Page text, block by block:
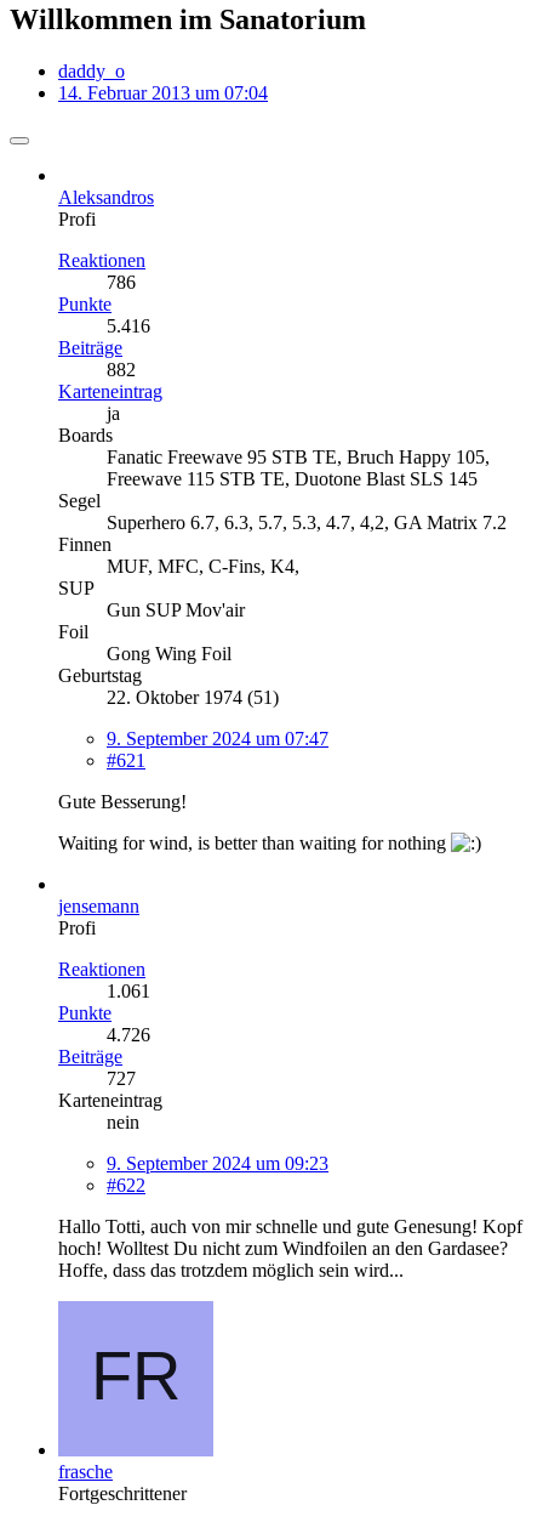
Willkommen im Sanatorium
daddy_o
14. Februar 2013 um 07:04
Aleksandros
Profi
Reaktionen
786
Punkte
5.416
Beiträge
882
Karteneintrag
ja
Boards
Fanatic Freewave 95 STB TE, Bruch Happy 105,
Freewave 115 STB TE, Duotone Blast SLS 145
Segel
Superhero 6.7, 6.3, 5.7, 5.3, 4.7, 4,2, GA Matrix 7.2
Finnen
MUF, MFC, C-Fins, K4,
SUP
Gun SUP Mov'air
Foil
Gong Wing Foil
Geburtstag
22. Oktober 1974 (51)
9. September 2024 um 07:47
#621
Gute Besserung!
Waiting for wind, is better than waiting for nothing
jensemann
Profi
Reaktionen
1.061
Punkte
4.726
Beiträge
727
Karteneintrag
nein
9. September 2024 um 09:23
#622
Hallo Totti, auch von mir schnelle und gute Genesung! Kopf
hoch! Wolltest Du nicht zum Windfoilen an den Gardasee?
Hoffe, dass das trotzdem möglich sein wird...
frasche
Fortgeschrittener